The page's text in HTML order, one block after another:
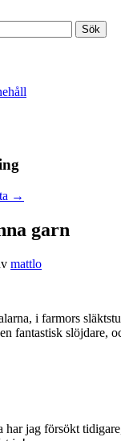
→
garn
mattlo
i farmors
fantastisk slöjdare,
har jag försökt